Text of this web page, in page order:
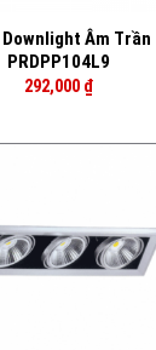
Âm Trần
PRDPP104L9
292,000 ₫